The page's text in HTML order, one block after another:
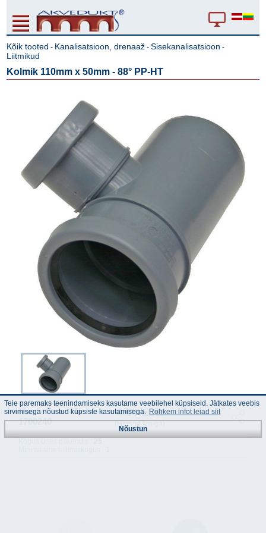
Kõik tooted - Kanalisatsioon, drenaaž -Sisekanalisatsioon -
Liitmikud
Kolmik 110mm x 50mm - 88° PP-HT
Kood :
1700240
4.09 EUR
(Hinnad km-ga)
Teie paremaks teenindamiseks kasutame veebilehel küpsiseid. Jätkates veebis
sirvimisega nõustud küpsiste kasutamisega. Rohkem infot leiad siit
Nõustun